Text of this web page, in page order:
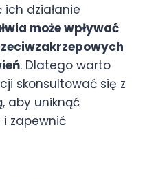
działanie
może wpływać
. Dlatego warto
skonsultować się z
aby uniknąć
zapewnić